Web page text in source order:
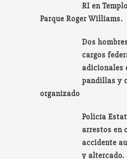
RI en
Parque Roger Williams.
Dos
cargos
adicionales
pandillas y
organizado
Policía
arrestos en
accidente
y altercado.